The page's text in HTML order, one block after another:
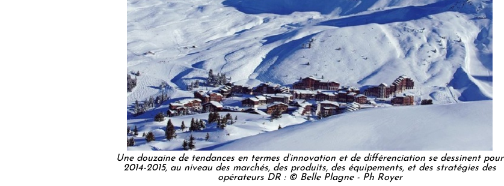
Une douzaine de tendances en termes d’innovation et de différenciation se dessinent pour
2014-2015, au niveau des marchés, des produits, des équipements, et des stratégies des
opérateurs DR : © Belle Plagne - Ph Royer